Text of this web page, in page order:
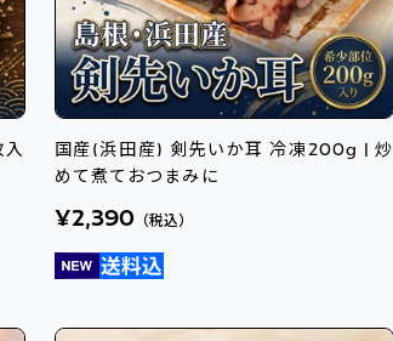
入
国産(浜田産) 剣先いか耳 冷凍200g | 炒
めて煮ておつまみに
¥2,390（税込）